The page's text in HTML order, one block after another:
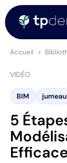
Accueil
VIDÉO
BIM
5